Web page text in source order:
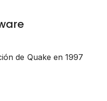
de Quake en 1997